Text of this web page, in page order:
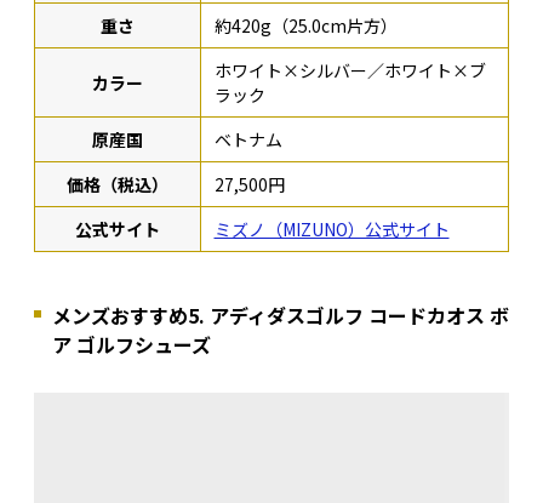
重さ
約420g（25.0cm片方）
カラー
ホワイト×シルバー／ホワイト×ブ
ラック
原産国
ベトナム
価格（税込）
27,500円
公式サイト
ミズノ（MIZUNO）公式サイト
メンズおすすめ5. アディダスゴルフ コードカオス ボ
ア ゴルフシューズ